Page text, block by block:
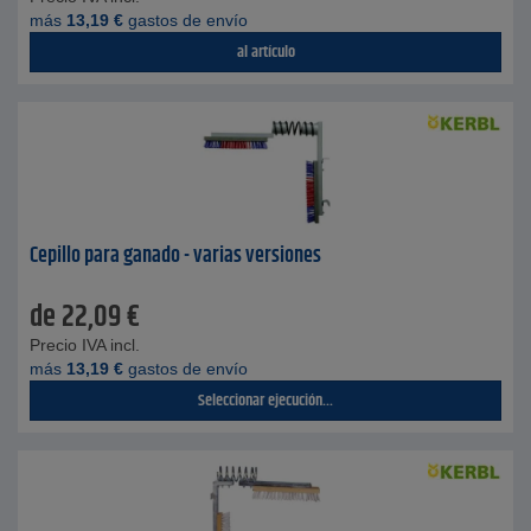
más 13,19 € gastos de envío
al artículo
Cepillo para ganado - varias versiones
de22,09€
Precio IVA incl.
más 13,19 € gastos de envío
Seleccionar ejecución...